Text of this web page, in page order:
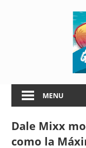
T
r
MENU
Dale Mixx
como la